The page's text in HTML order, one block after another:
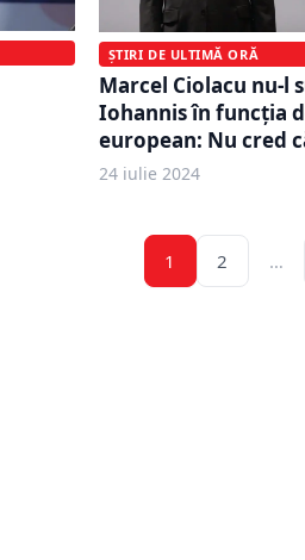
ȘTIRI DE ULTIMĂ ORĂ
Marcel Ciolacu nu-l
Iohannis în funcția
european: Nu cred
24 iulie 2024
1 2 …